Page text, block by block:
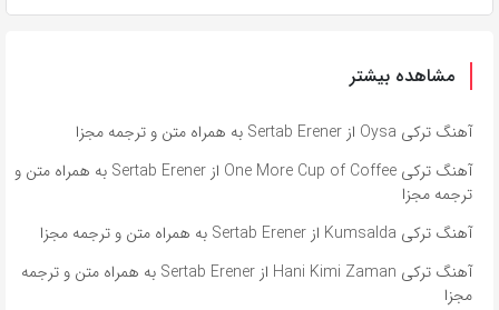
مشاهده بیشتر
آهنگ ترکی Oysa از Sertab Erener به همراه متن و ترجمه مجزا
آهنگ ترکی One More Cup of Coffee از Sertab Erener به همراه متن و
ترجمه مجزا
آهنگ ترکی Kumsalda از Sertab Erener به همراه متن و ترجمه مجزا
آهنگ ترکی Hani Kimi Zaman از Sertab Erener به همراه متن و ترجمه
مجزا